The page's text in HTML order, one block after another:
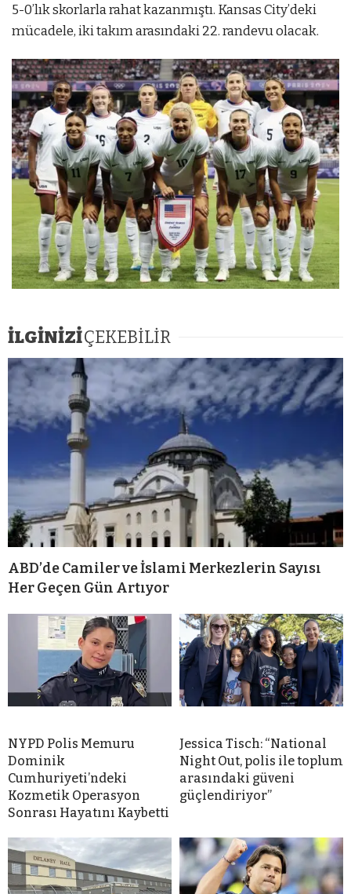
5-0’lık skorlarla rahat kazanmıştı. Kansas City’deki
mücadele, iki takım arasındaki 22. randevu olacak.
İLGİNİZİÇEKEBİLİR
ABD’de Camiler ve İslami Merkezlerin Sayısı
Her Geçen Gün Artıyor
NYPD Polis Memuru
Dominik
Cumhuriyeti’ndeki
Kozmetik Operasyon
Sonrası Hayatını Kaybetti
Jessica Tisch: “National
Night Out, polis ile toplum
arasındaki güveni
güçlendiriyor”